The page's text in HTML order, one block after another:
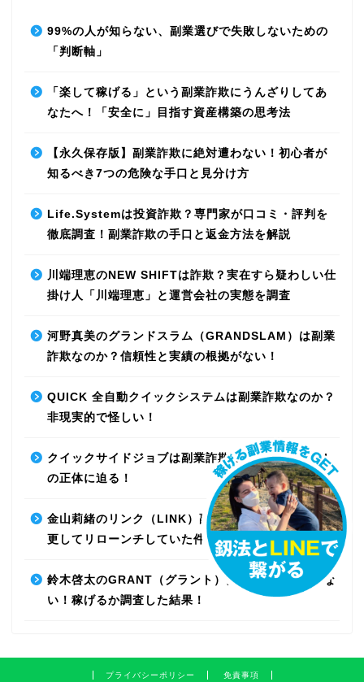
99%の人が知らない、副業選びで失敗しないための
「判断軸」
「楽して稼げる」という副業詐欺にうんざりしてあ
なたへ！「安全に」目指す資産構築の思考法
【永久保存版】副業詐欺に絶対遭わない！初心者が
知るべき7つの危険な手口と見分け方
Life.Systemは投資詐欺？専門家が口コミ・評判を
徹底調査！副業詐欺の手口と返金方法を解説
川端理恵のNEW SHIFTは詐欺？実在すら疑わしい仕
掛け人「川端理恵」と運営会社の実態を調査
河野真美のグランドスラム（GRANDSLAM）は副業
詐欺なのか？信頼性と実績の根拠がない！
QUICK 全自動クイックシステムは副業詐欺なのか？
非現実的で怪しい！
クイックサイドジョブは副業詐欺なのか？最先端AI
の正体に迫る！
金山莉緒のリンク（LINK）副業詐欺！運営会社を変
更してリローンチしていた件！【再編集】
鈴木啓太のGRANT（グラント）は副業詐欺で稼げな
い！稼げるか調査した結果！
プライバシーポリシー 免責事項